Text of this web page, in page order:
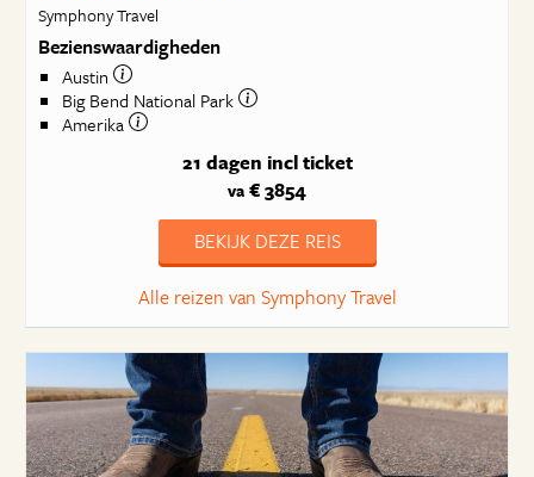
Symphony Travel
Bezienswaardigheden
Austin
Big Bend National Park
Amerika
21 dagen incl ticket
va € 3854
BEKIJK DEZE REIS
Alle reizen van Symphony Travel